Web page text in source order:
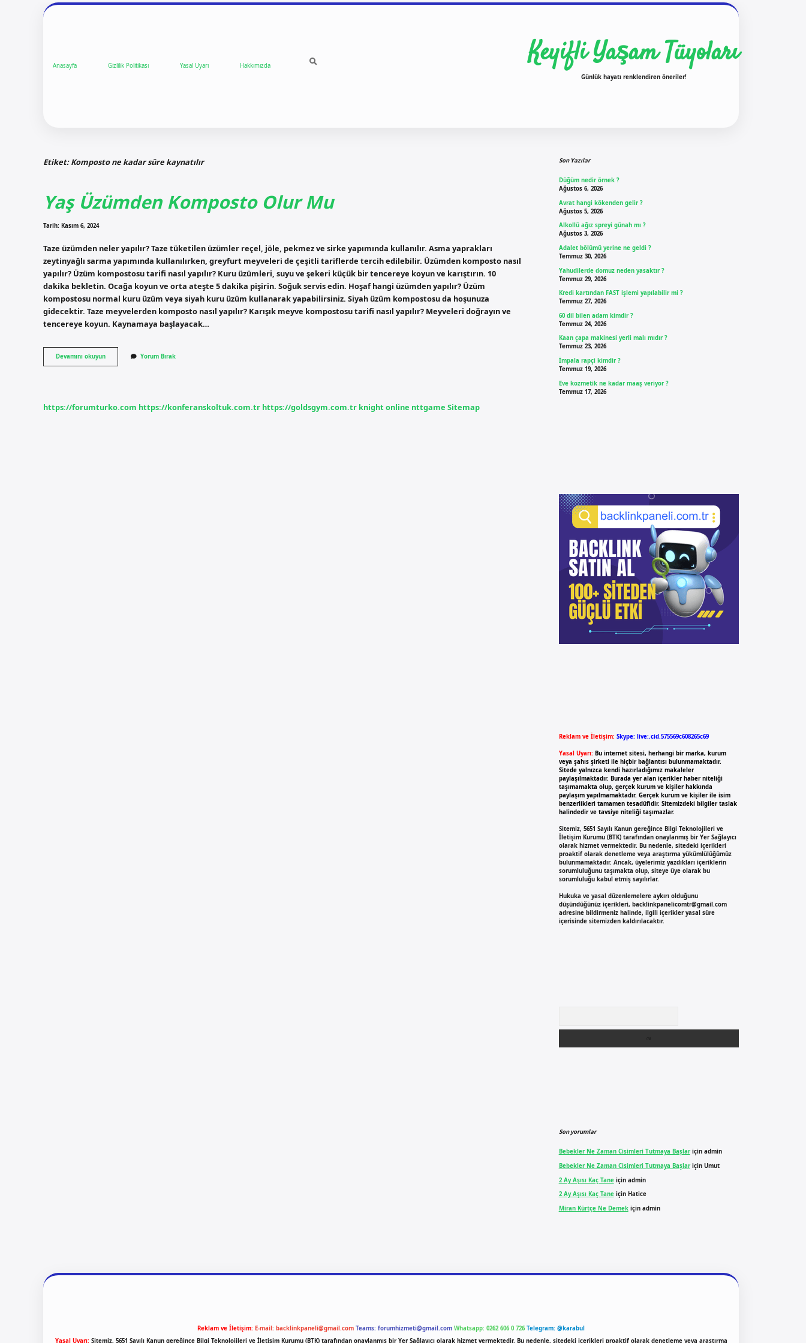
Anasayfa Gizlilik Politikası Yasal Uyarı Hakkımızda Keyifli Yaşam Tüyoları
Günlük hayatı renklendiren öneriler!
Etiket:Komposto ne kadar süre kaynatılır
Yaş Üzümden Komposto Olur Mu
Tarih: Kasım 6, 2024
Taze üzümden neler yapılır? Taze tüketilen üzümler reçel, jöle, pekmez ve sirke yapımında kullanılır. Asma yaprakları
zeytinyağlı sarma yapımında kullanılırken, greyfurt meyveleri de çeşitli tariflerde tercih edilebilir. Üzümden komposto nasıl
yapılır? Üzüm kompostosu tarifi nasıl yapılır? Kuru üzümleri, suyu ve şekeri küçük bir tencereye koyun ve karıştırın. 10
dakika bekletin. Ocağa koyun ve orta ateşte 5 dakika pişirin. Soğuk servis edin. Hoşaf hangi üzümden yapılır? Üzüm
kompostosu normal kuru üzüm veya siyah kuru üzüm kullanarak yapabilirsiniz. Siyah üzüm kompostosu da hoşunuza
gidecektir. Taze meyvelerden komposto nasıl yapılır? Karışık meyve kompostosu tarifi nasıl yapılır? Meyveleri doğrayın ve
tencereye koyun. Kaynamaya başlayacak…
Devamını okuyunYaş
Üzümden
Yorum Bırak
https://forumturko.com https://konferanskoltuk.com.tr https://goldsgym.com.tr knight online nttgame Sitemap
Son Yazılar
Düğüm nedir örnek ?
Ağustos 6, 2026
Avrat hangi kökenden gelir ?
Ağustos 5, 2026
Alkollü ağız spreyi günah mı ?
Ağustos 3, 2026
Adalet bölümü yerine ne geldi ?
Temmuz 30, 2026
Yahudilerde domuz neden yasaktır ?
Temmuz 29, 2026
Kredi kartından FAST işlemi yapılabilir mi ?
Temmuz 27, 2026
60 dil bilen adam kimdir ?
Temmuz 24, 2026
Kaan çapa makinesi yerli malı mıdır ?
Temmuz 23, 2026
İmpala rapçi kimdir ?
Temmuz 19, 2026
Eve kozmetik ne kadar maaş veriyor ?
Temmuz 17, 2026
Reklam ve İletişim: Skype: live:.cid.575569c608265c69
Yasal Uyarı: Bu internet sitesi, herhangi bir marka, kurum
veya şahıs şirketi ile hiçbir bağlantısı bulunmamaktadır.
Sitede yalnızca kendi hazırladığımız makaleler
paylaşılmaktadır. Burada yer alan içerikler haber niteliği
taşımamakta olup, gerçek kurum ve kişiler hakkında
paylaşım yapılmamaktadır. Gerçek kurum ve kişiler ile isim
benzerlikleri tamamen tesadüfidir. Sitemizdeki bilgiler taslak
halindedir ve tavsiye niteliği taşımazlar.
Sitemiz, 5651 Sayılı Kanun gereğince Bilgi Teknolojileri ve
İletişim Kurumu (BTK) tarafından onaylanmış bir Yer Sağlayıcı
olarak hizmet vermektedir. Bu nedenle, sitedeki içerikleri
proaktif olarak denetleme veya araştırma yükümlülüğümüz
bulunmamaktadır. Ancak, üyelerimiz yazdıkları içeriklerin
sorumluluğunu taşımakta olup, siteye üye olarak bu
sorumluluğu kabul etmiş sayılırlar.
Hukuka ve yasal düzenlemelere aykırı olduğunu
düşündüğünüz içerikleri, backlinkpanelicomtr@gmail.com
adresine bildirmeniz halinde, ilgili içerikler yasal süre
içerisinde sitemizden kaldırılacaktır.
Son yorumlar
Bebekler Ne Zaman Cisimleri Tutmaya Başlariçin admin
Bebekler Ne Zaman Cisimleri Tutmaya Başlariçin Umut
2 Ay Aşısı Kaç Taneiçin admin
2 Ay Aşısı Kaç Taneiçin Hatice
Miran Kürtçe Ne Demekiçin admin
Reklam ve İletişim: E-mail: backlinkpaneli@gmail.com Teams: forumhizmeti@gmail.com Whatsapp: 0262 606 0 726 Telegram: @karabul
Yasal Uyarı: Sitemiz, 5651 Sayılı Kanun gereğince Bilgi Teknolojileri ve İletişim Kurumu (BTK) tarafından onaylanmış bir Yer Sağlayıcı olarak hizmet vermektedir. Bu nedenle, sitedeki içerikleri proaktif olarak denetleme veya araştırma